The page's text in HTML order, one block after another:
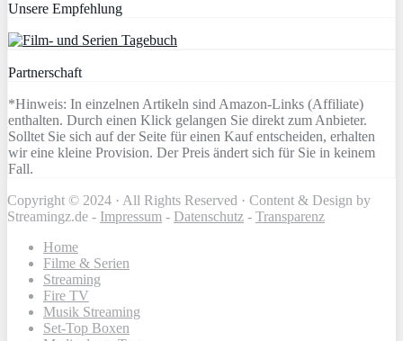
Unsere Empfehlung
Partnerschaft
*Hinweis: In einzelnen Artikeln sind Amazon-Links (Affiliate)
enthalten. Durch einen Klick gelangen Sie direkt zum Anbieter.
Solltet Sie sich auf der Seite für einen Kauf entscheiden, erhalten
wir eine kleine Provision. Der Preis ändert sich für Sie in keinem
Fall.
Copyright © 2024 · All Rights Reserved · Content & Design by
Streamingz.de - Impressum - Datenschutz - Transparenz
Home
Filme & Serien
Streaming
Fire TV
Musik Streaming
Set-Top Boxen